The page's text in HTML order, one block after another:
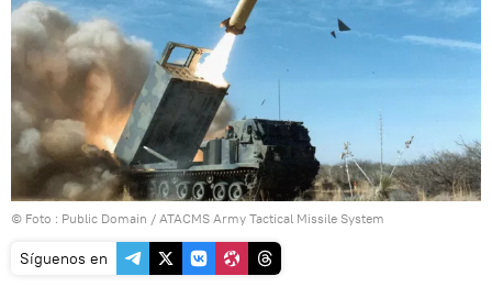
© Foto : Public Domain / ATACMS Army Tactical Missile System
Síguenos en